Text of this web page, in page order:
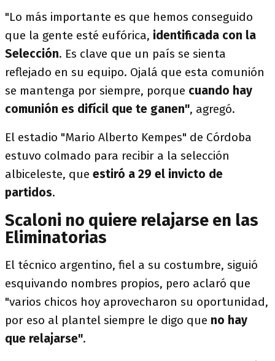
"Lo más importante es que hemos conseguido
que la gente esté eufórica, identificada con la
Selección. Es clave que un país se sienta
reflejado en su equipo. Ojalá que esta comunión
se mantenga por siempre, porque cuando hay
comunión es difícil que te ganen", agregó.
El estadio "Mario Alberto Kempes" de Córdoba
estuvo colmado para recibir a la selección
albiceleste, que estiró a 29 el invicto de
partidos.
Scaloni no quiere relajarse en las
Eliminatorias
El técnico argentino, fiel a su costumbre, siguió
esquivando nombres propios, pero aclaró que
"varios chicos hoy aprovecharon su oportunidad,
por eso al plantel siempre le digo que no hay
que relajarse".